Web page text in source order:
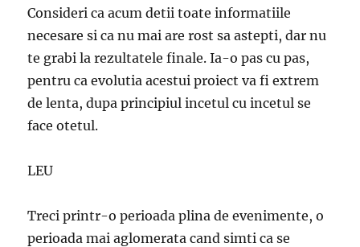
Consideri ca acum detii toate informatiile
necesare si ca nu mai are rost sa astepti, dar nu
te grabi la rezultatele finale. Ia-o pas cu pas,
pentru ca evolutia acestui proiect va fi extrem
de lenta, dupa principiul incetul cu incetul se
face otetul.
LEU
Treci printr-o perioada plina de evenimente, o
perioada mai aglomerata cand simti ca se